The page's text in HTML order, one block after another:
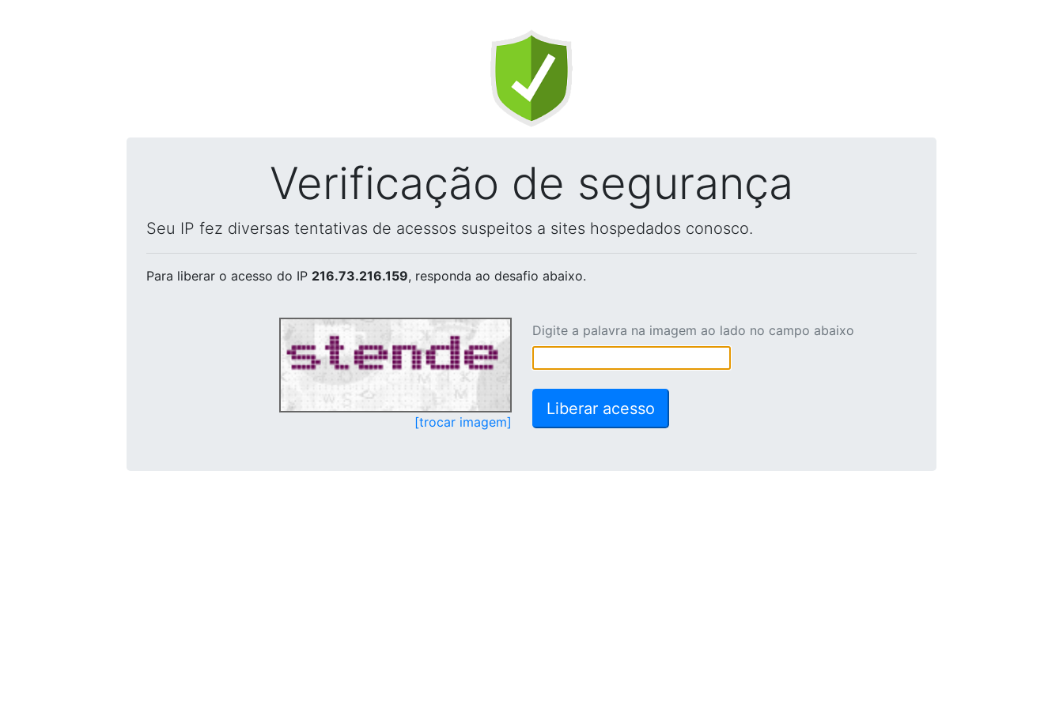
Verificação de segurança
Seu IP fez diversas tentativas de acessos suspeitos a sites hospedados conosco.
Para liberar o acesso do IP 216.73.216.159, responda ao desafio abaixo.
[trocar imagem]
Digite a palavra na imagem ao lado no campo abaixo